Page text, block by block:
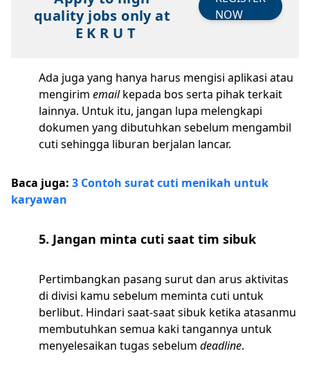
quality jobs only at
E K R U T
NOW
Ada juga yang hanya harus mengisi aplikasi atau
mengirim emailkepada bos serta pihak terkait
lainnya. Untuk itu, jangan lupa melengkapi
dokumen yang dibutuhkan sebelum mengambil
cuti sehingga liburan berjalan lancar.
Baca juga: 3 Contoh surat cuti menikah untuk
karyawan
5. Jangan minta cuti saat tim sibuk
Pertimbangkan pasang surut dan arus aktivitas
di divisi kamu sebelum meminta cuti untuk
berlibut. Hindari saat-saat sibuk ketika atasanmu
membutuhkan semua kaki tangannya untuk
menyelesaikan tugas sebelum deadline.